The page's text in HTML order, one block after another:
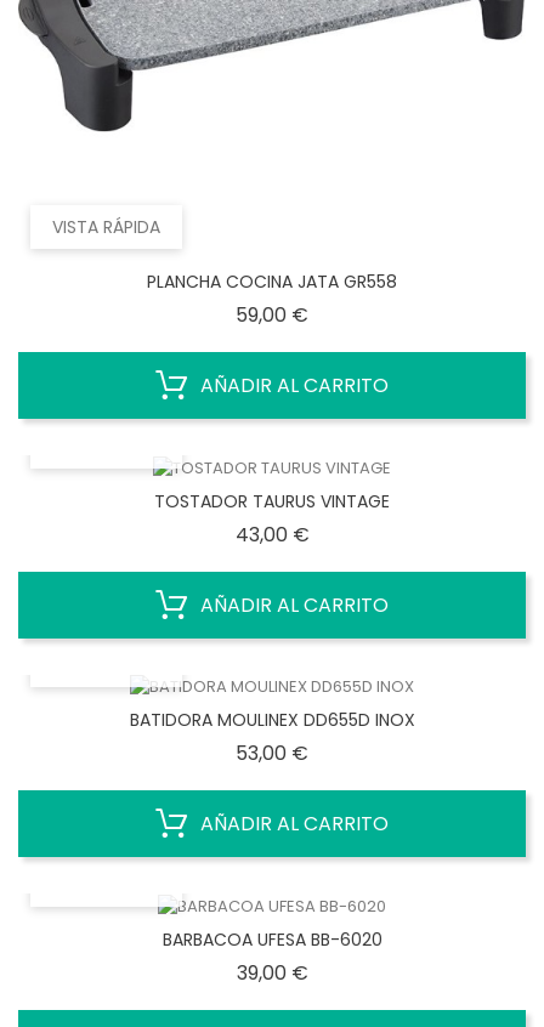
VISTA RÁPIDA
PLANCHA COCINA JATA GR558
59,00 €
AÑADIR AL CARRITO
TOSTADOR TAURUS VINTAGE
43,00 €Precio
AÑADIR AL CARRITO
BATIDORA MOULINEX DD655D INOX
53,00 €
AÑADIR AL CARRITO
BARBACOA UFESA BB-6020
39,00 €Precio